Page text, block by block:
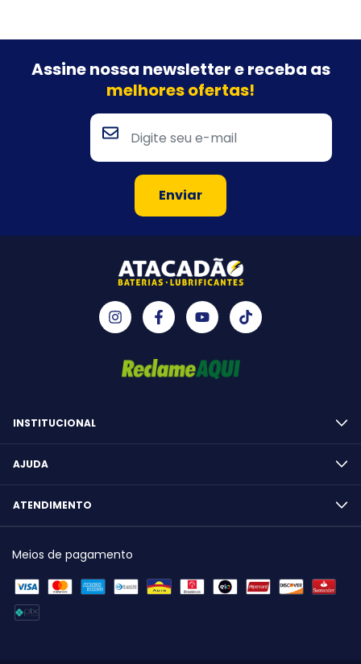
Assine nossa newsletter ereceba as
melhores ofertas!
INSTITUCIONAL
AJUDA
ATENDIMENTO
Meios de pagamento